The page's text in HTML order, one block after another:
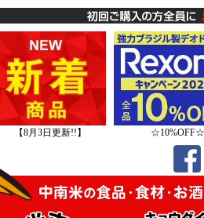
【8月3日更新!!】 ☆10%OFF☆